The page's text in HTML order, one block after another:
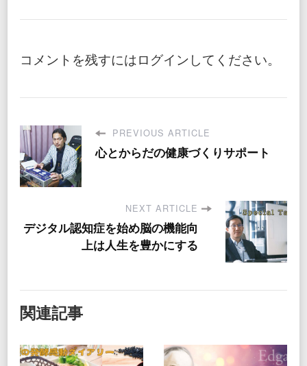
コメントを残すにはログインしてください。
PREVIOUS ARTICLE
心とからだの健康づくりサポート
NEXT ARTICLE
デジタル認知症を始め脳の機能向
上は人生を豊かにする
関連記事